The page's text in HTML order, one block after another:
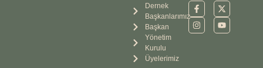
Dernek
Başkanlarımız
Başkan
Yönetim
Kurulu
Üyelerimiz